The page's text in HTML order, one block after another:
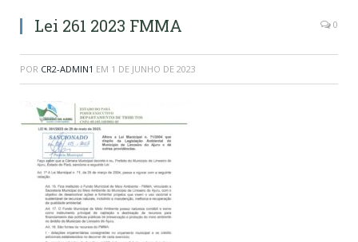
Lei 261 2023 FMMA 0
POR CR2-ADMIN1 EM 1 DE JUNHO DE 2023